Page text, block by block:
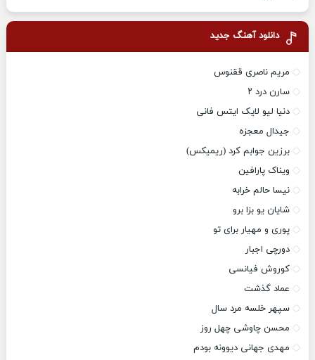
دانلود آهنگ جدید
مریم ناصری ققنوس
سارن درد ۲
دنیا لیو لایک ایتس فانی
جیدال معجزه
برزین جوابم کرد (ریمیکس)
ویناک پارافین
نیسا حالم خرابه
شایان یو بزا برو
پوری و مهیار برای تو
دورچی اجبار
کوروش فیانسی
عماد گذشت
سپهر خلسه مرد سال
محسن چاوشی چهل روز
مهدی جهانی دیوونه بودم